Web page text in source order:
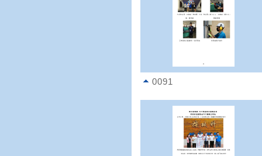
0091